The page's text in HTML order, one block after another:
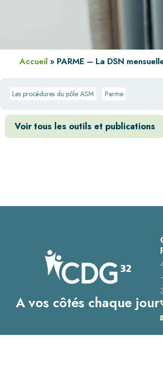
Accueil » PARME – La DSN
Les procédures du pôle ASM Parme
Voir tous les outils et publications
A vos côtés chaque jour